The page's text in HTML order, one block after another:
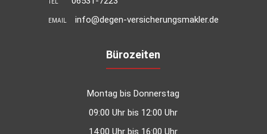
EMAIL info@degen-versicherungsmakler.de
Bürozeiten
Montag bis Donnerstag
09:00 Uhr bis 12:00 Uhr
14:00 Uhr bis 16:00 Uhr